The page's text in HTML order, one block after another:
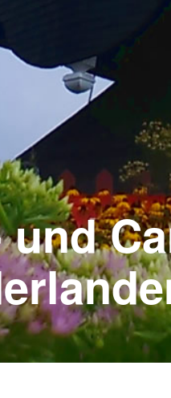
und